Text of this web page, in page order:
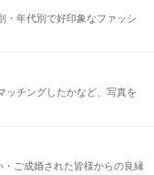
はお申し込み
でご縁が倍以上
・年代別で好印象なファッシ
ッチングしたかなど、写真を
ご成婚された皆様からの良縁